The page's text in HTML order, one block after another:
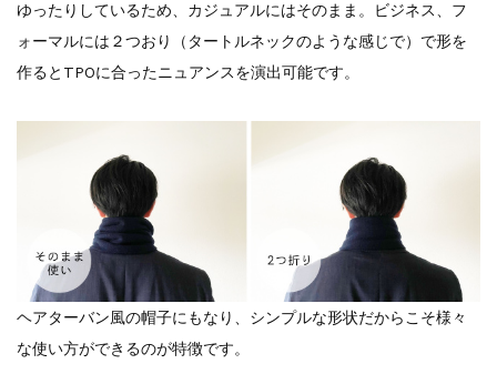
ゆったりしているため、カジュアルにはそのまま。ビジネス、フ
ォーマルには２つおり（タートルネックのような感じで）で形を
作るとTPOに合ったニュアンスを演出可能です。
ヘアターバン風の帽子にもなり、シンプルな形状だからこそ様々
な使い方ができるのが特徴です。